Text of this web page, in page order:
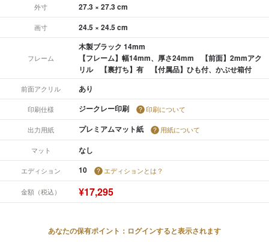
外寸 27.3 × 27.3 cm
画寸 24.5 × 24.5 cm
フレーム
木製ブラック 14mm
【フレーム】幅14mm、厚さ24mm 【前面】2mmアク
リル 【裏打ち】有 【付属品】ひも付、かぶせ箱付
前面アクリル あり
印刷仕様 ジークレー印刷 印刷について
出力用紙 プレミアムマット紙 用紙について
マット なし
エディション 10 エディションとは？
金額（税込） ¥17,295
あなたの保有ポイント：ログインすると表示されます